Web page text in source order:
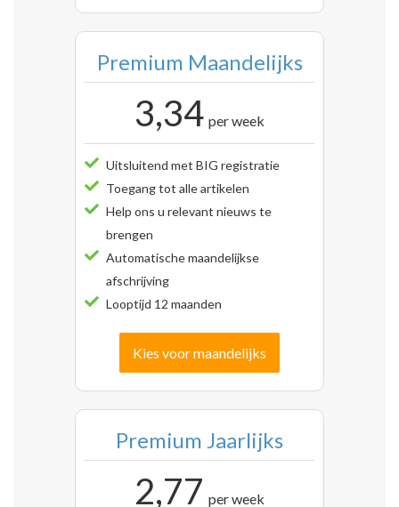
Premium Maandelijks
3,34 per week
Uitsluitend met BIG registratie
Toegang tot alle artikelen
Help ons u relevant nieuws te
brengen
Automatische maandelijkse
afschrijving
Looptijd 12 maanden
Kies voor maandelijks
Premium Jaarlijks
2,77 per week